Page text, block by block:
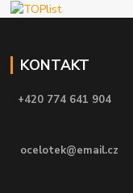
KONTAKT
+420 774 641 904
ocelotek@email.cz